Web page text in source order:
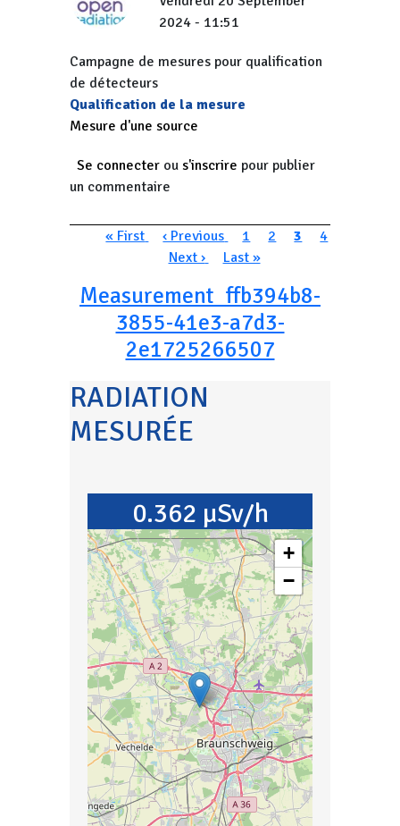
2024 - 11:51
Campagne de mesures pour qualification
de détecteurs
Qualification de la mesure
Mesure d'une source
Se connecter ou s'inscrire pour publier
un commentaire
Pagination
Première page
« First Page précédente
‹ Previous Page
1 Page
2 Page courante
3 Page
4
Page suivante
Next › Dernière page
Last »
Measurement_ffb394b8-
3855-41e3-a7d3-
2e1725266507
RADIATION
MESURÉE
0.362 µSv/h
+
−